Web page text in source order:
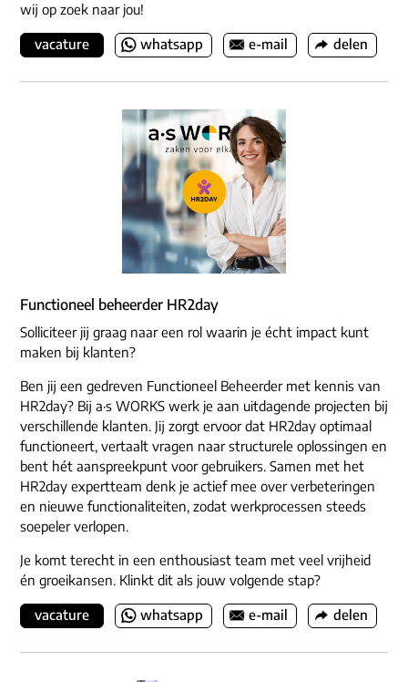
wij op zoek naar jou!
vacature whatsapp e-mail delen
Functioneel beheerder HR2day
Solliciteer jij graag naar een rol waarin je écht impact kunt
maken bij klanten?
Ben jij een gedreven Functioneel Beheerder met kennis van
HR2day? Bij a·s WORKS werk je aan uitdagende projecten bij
verschillende klanten. Jij zorgt ervoor dat HR2day optimaal
functioneert, vertaalt vragen naar structurele oplossingen en
bent hét aanspreekpunt voor gebruikers. Samen met het
HR2day expertteam denk je actief mee over verbeteringen
en nieuwe functionaliteiten, zodat werkprocessen steeds
soepeler verlopen.
Je komt terecht in een enthousiast team met veel vrijheid
én groeikansen. Klinkt dit als jouw volgende stap?
vacature whatsapp e-mail delen